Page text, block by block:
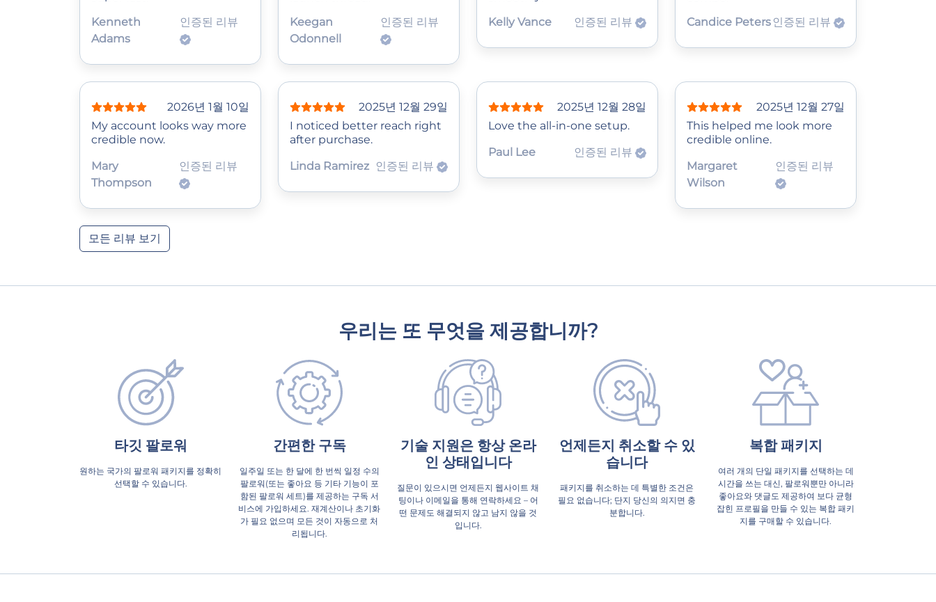
Kenneth
Adams
인증된 리뷰
Keegan
Odonnell
인증된 리뷰
Kelly Vance
인증된 리뷰
Candice Peters 인증된 리뷰
2026년 1월 10일
My account looks way more
credible now.
Mary
Thompson
인증된 리뷰
2025년 12월 29일
I noticed better reach right
after purchase.
Linda Ramirez 인증된 리뷰
2025년 12월 28일
Love the all-in-one setup.
Paul Lee
인증된 리뷰
2025년 12월 27일
This helped me look more
credible online.
Margaret
Wilson
인증된 리뷰
모든 리뷰 보기
우리는 또 무엇을 제공합니까?
타깃 팔로워
원하는 국가의 팔로워 패키지를 정확히
선택할 수 있습니다.
간편한 구독
일주일 또는 한 달에 한 번씩 일정 수의
팔로워(또는 좋아요 등 기타 기능이 포
함된 팔로워 세트)를 제공하는 구독 서
비스에 가입하세요. 재계산이나 초기화
가 필요 없으며 모든 것이 자동으로 처
리됩니다.
기술 지원은 항상 온라
인 상태입니다
질문이 있으시면 언제든지 웹사이트 채
팅이나 이메일을 통해 연락하세요 – 어
떤 문제도 해결되지 않고 남지 않을 것
입니다.
언제든지 취소할 수 있
습니다
패키지를 취소하는 데 특별한 조건은
필요 없습니다; 단지 당신의 의지면 충
분합니다.
복합 패키지
여러 개의 단일 패키지를 선택하는 데
시간을 쓰는 대신, 팔로워뿐만 아니라
좋아요와 댓글도 제공하여 보다 균형
잡힌 프로필을 만들 수 있는 복합 패키
지를 구매할 수 있습니다.